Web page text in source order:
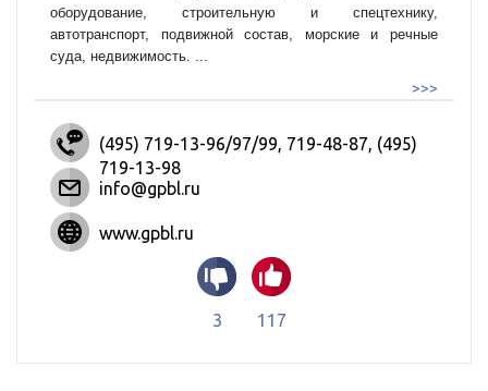
оборудование, строительную и спецтехнику,
автотранспорт, подвижной состав, морские и речные
суда, недвижимость. ...
>>>
(495) 719-13-96/97/99, 719-48-87, (495)
719-13-98
info@gpbl.ru
www.gpbl.ru
3 117